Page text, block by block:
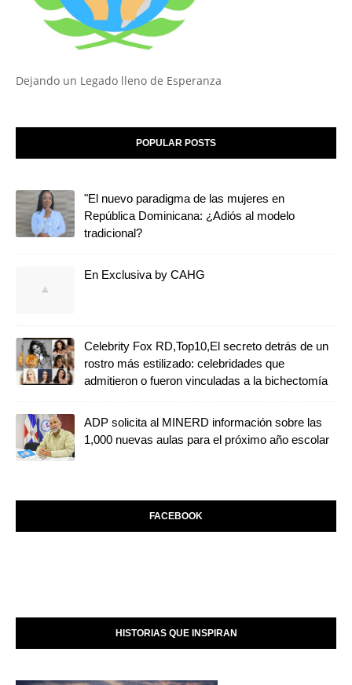
Dejando un Legado lleno de Esperanza
POPULAR POSTS
"El nuevo paradigma de las mujeres en
República Dominicana: ¿Adiós al modelo
tradicional?
En Exclusiva by CAHG
Celebrity Fox RD,Top10,El secreto detrás de un
rostro más estilizado: celebridades que
admitieron o fueron vinculadas a la bichectomía
ADP solicita al MINERD información sobre las
1,000 nuevas aulas para el próximo año escolar
FACEBOOK
HISTORIAS QUE INSPIRAN